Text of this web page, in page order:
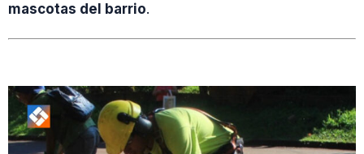
mascotas del barrio.